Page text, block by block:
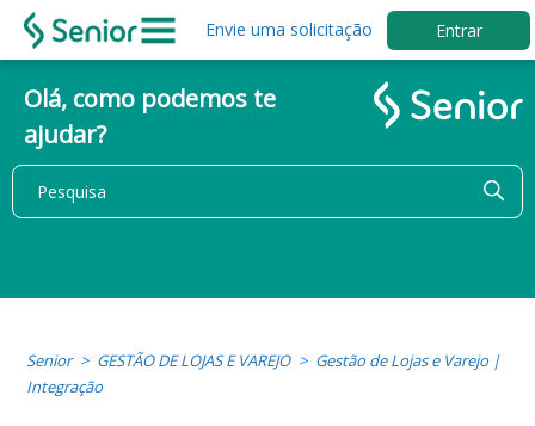
Envie uma solicitação Entrar
Olá, como podemos te
ajudar?
Senior GESTÃO DE LOJAS E VAREJO
Gestão de Lojas e Varejo |
Integração